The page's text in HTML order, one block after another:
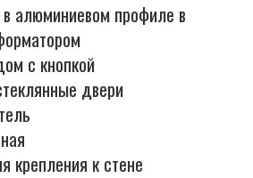
в алюминиевом профиле в
с кнопкой
двери
крепления к стене